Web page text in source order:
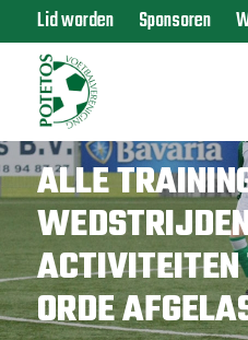
Lid worden Sponsoren
ALLE
ORDE